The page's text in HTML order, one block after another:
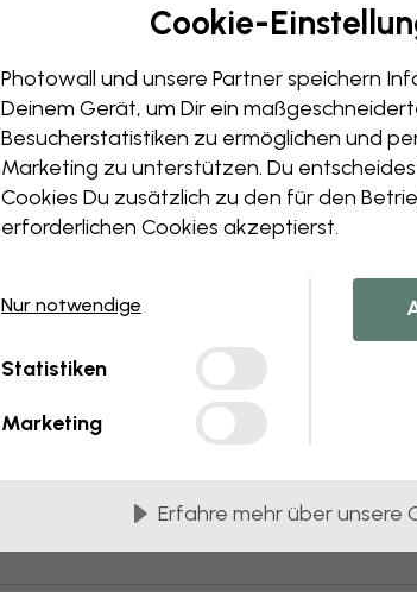
Cookie-
Photowall und unsere Partner speichern
Deinem Gerät, um Dir ein
Besucherstatistiken zu ermöglichen und
Marketing zu unterstützen. Du
Cookies Du zusätzlich zu den für den
erforderlichen Cookies akzeptierst.
Nur notwendige
Statistiken
Marketing
Erfahre mehr über unsere